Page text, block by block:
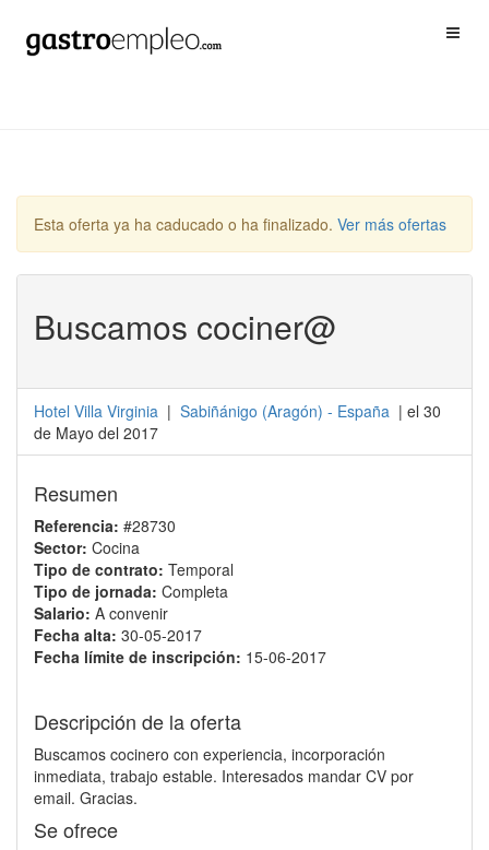
Esta oferta ya ha caducado o ha finalizado. Ver más ofertas
Buscamos cociner@
Hotel Villa Virginia | Sabiñánigo (Aragón) - España | el 30
de Mayo del 2017
Resumen
Referencia: #28730
Sector: Cocina
Tipo de contrato: Temporal
Tipo de jornada: Completa
Salario: A convenir
Fecha alta: 30-05-2017
Fecha límite de inscripción: 15-06-2017
Descripción de la oferta
Buscamos cocinero con experiencia, incorporación
inmediata, trabajo estable. Interesados mandar CV por
email. Gracias.
Se ofrece